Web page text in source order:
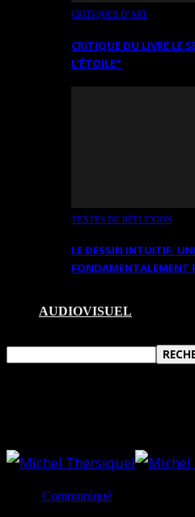
CRITIQUES D’ART
CRITIQUE DU LIVRE LE
L’ÉTOILE*
TEXTES DE RÉFLEXION
LE DESSIN INTUITIF.
FONDAMENTALEMENT
AUDIOVISUEL
Communiqué